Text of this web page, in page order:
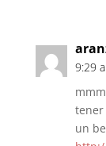
9:29
tener
un